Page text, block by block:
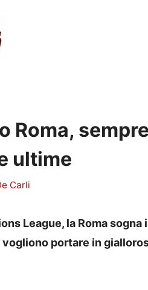
Roma,
ultime
Carli
League, la Roma
portare in